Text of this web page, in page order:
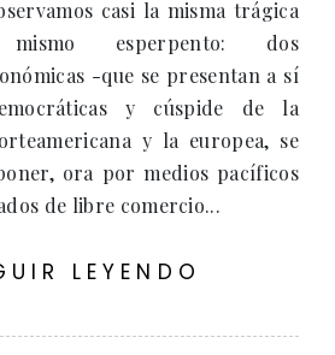
casi la misma trágica
esperpento: dos
-que se presentan a sí
y cúspide de la
y la europea, se
ora por medios pacíficos
de libre comercio...
LEYENDO